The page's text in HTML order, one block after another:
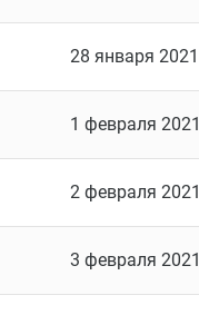
28 января 2021
1 февраля 2021
2 февраля 2021
3 февраля 2021